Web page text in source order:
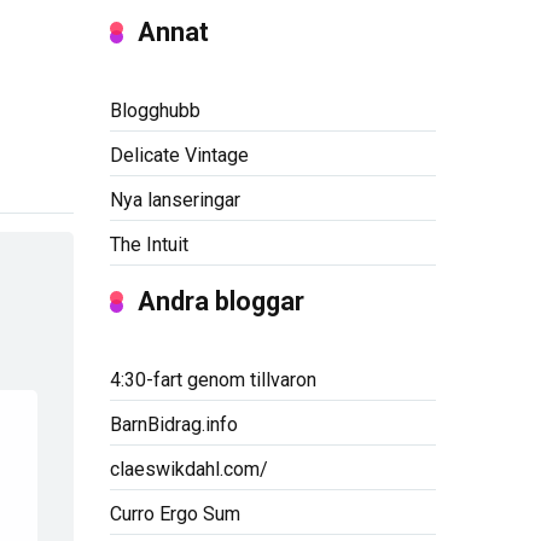
Annat
Blogghubb
Delicate Vintage
Nya lanseringar
The Intuit
Andra bloggar
4:30-fart genom tillvaron
BarnBidrag.info
claeswikdahl.com/
Curro Ergo Sum